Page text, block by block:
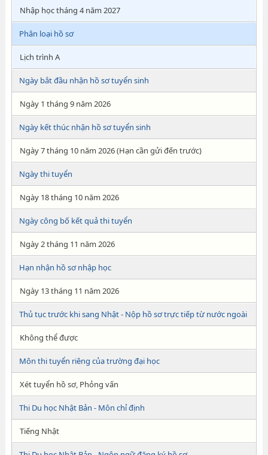
Nhập học tháng 4 năm 2027
Phân loại hồ sơ
Lịch trình A
Ngày bắt đầu nhận hồ sơ tuyển sinh
Ngày 1 tháng 9 năm 2026
Ngày kết thúc nhận hồ sơ tuyển sinh
Ngày 7 tháng 10 năm 2026 (Hạn cần gửi đến trước)
Ngày thi tuyển
Ngày 18 tháng 10 năm 2026
Ngày công bố kết quả thi tuyển
Ngày 2 tháng 11 năm 2026
Hạn nhận hồ sơ nhập học
Ngày 13 tháng 11 năm 2026
Thủ tục trước khi sang Nhật - Nộp hồ sơ trực tiếp từ nước ngoài
Không thể được
Môn thi tuyển riêng của trường đại học
Xét tuyển hồ sơ, Phỏng vấn
Thi Du học Nhật Bản - Môn chỉ định
Tiếng Nhật